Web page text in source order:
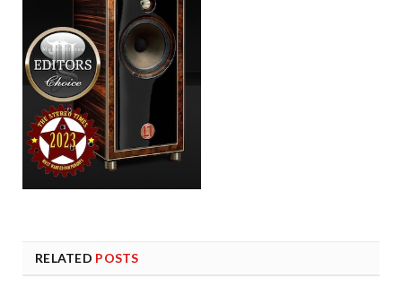
RELATED POSTS